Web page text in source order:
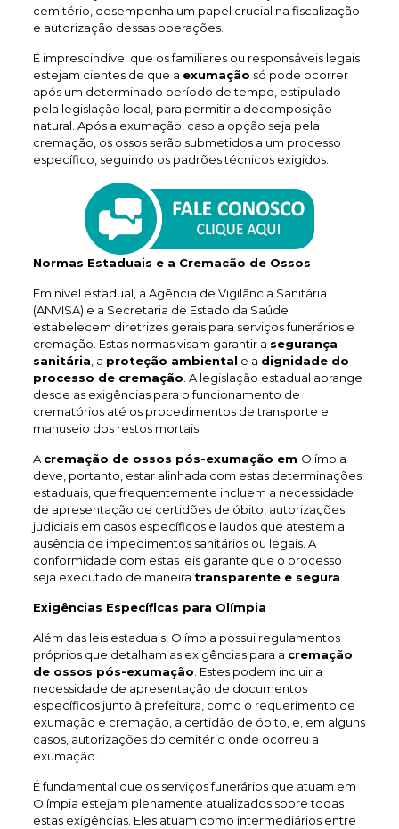
cemitério, desempenha um papel crucial na fiscalização
e autorização dessas operações.
É imprescindível que os familiares ou responsáveis legais
estejam cientes de que a exumação só pode ocorrer
após um determinado período de tempo, estipulado
pela legislação local, para permitir a decomposição
natural. Após a exumação, caso a opção seja pela
cremação, os ossos serão submetidos a um processo
específico, seguindo os padrões técnicos exigidos.
Normas Estaduais e a Cremacão de Ossos
Em nível estadual, a Agência de Vigilância Sanitária
(ANVISA) e a Secretaria de Estado da Saúde
estabelecem diretrizes gerais para serviços funerários e
cremação. Estas normas visam garantir a segurança
sanitária , a proteção ambiental e a dignidade do
processo de cremação . A legislação estadual abrange
desde as exigências para o funcionamento de
crematórios até os procedimentos de transporte e
manuseio dos restos mortais.
A cremação de ossos pós-exumação em Olímpia
deve, portanto, estar alinhada com estas determinações
estaduais, que frequentemente incluem a necessidade
de apresentação de certidões de óbito, autorizações
judiciais em casos específicos e laudos que atestem a
ausência de impedimentos sanitários ou legais. A
conformidade com estas leis garante que o processo
seja executado de maneira transparente e segura
Exigências Específicas para Olímpia
Além das leis estaduais, Olímpia possui regulamentos
próprios que detalham as exigências para a cremação
de ossos pós-exumação . Estes podem incluir a
necessidade de apresentação de documentos
específicos junto à prefeitura, como o requerimento de
exumação e cremação, a certidão de óbito, e, em alguns
casos, autorizações do cemitério onde ocorreu a
exumação.
É fundamental que os serviços funerários que atuam em
Olímpia estejam plenamente atualizados sobre todas
estas exigências. Eles atuam como intermediários entre